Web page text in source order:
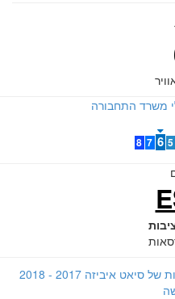
משרד התחבורה
5
6
7
8
קרא עוד על מערכות הבטיחות השונות של סיאט איביזה 2017 - 2018